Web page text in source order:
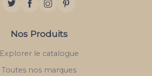
Nos Produits
Explorer le catalogue
Toutes nos marques